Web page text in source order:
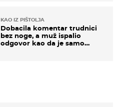
KAO IZ PIŠTOLJA
Dobacila komentar trudnici
bez noge, a muž ispalio
odgovor kao da je samo